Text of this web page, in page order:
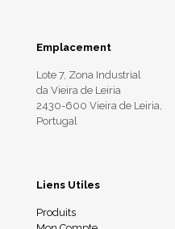
Emplacement
Lote 7, Zona Industrial
da Vieira de Leiria
2430-600 Vieira de Leiria,
Portugal
Liens Utiles
Produits